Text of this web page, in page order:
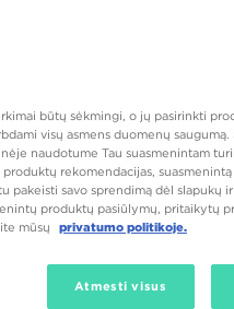
būtų sėkmingi, o jų pasirinkti
visų asmens duomenų saugumą.
naudotume Tau suasmenintam
rekomendacijas, suasmenintą
pakeisti savo sprendimą dėl slapukų
produktų pasiūlymų, pritaikytų
mūsų
privatumo politikoje.
Atmesti visus